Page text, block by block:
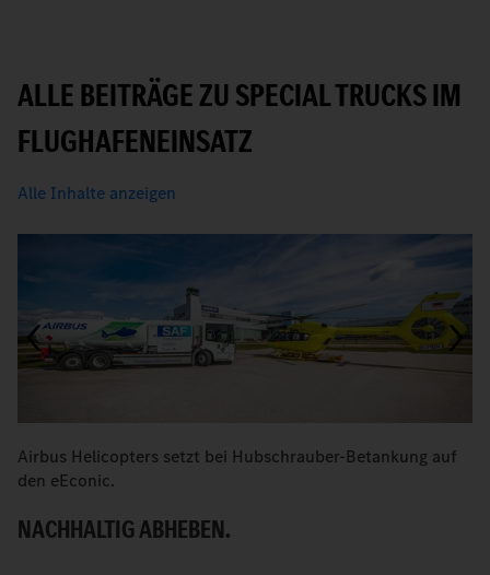
ALLE BEITRÄGE ZU SPECIAL TRUCKS IM
FLUGHAFENEINSATZ
Alle Inhalte anzeigen
Airbus Helicopters setzt bei Hubschrauber-Betankung auf
den eEconic.
NACHHALTIG ABHEBEN.